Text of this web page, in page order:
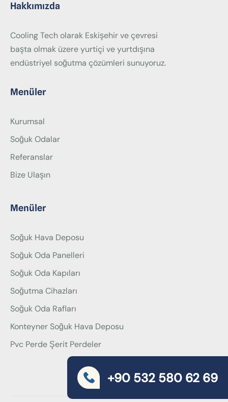
Hakkımızda
Cooling Tech olarak Eskişehir ve çevresi
başta olmak üzere yurtiçi ve yurtdışına
endüstriyel soğutma çözümleri sunuyoruz.
Menüler
Kurumsal
Soğuk Odalar
Referanslar
Bize Ulaşın
Menüler
Soğuk Hava Deposu
Soğuk Oda Panelleri
Soğuk Oda Kapıları
Soğutma Cihazları
Soğuk Oda Rafları
Konteyner Soğuk Hava Deposu
Pvc Perde Şerit Perdeler
+90 532 580 62 69